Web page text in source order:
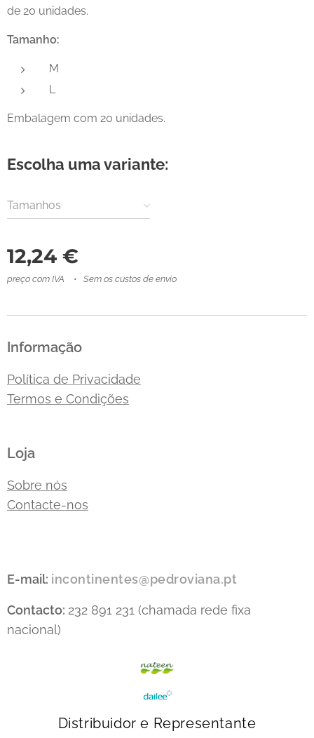
de 20 unidades.
Tamanho:
M
L
Embalagem com 20 unidades.
Escolha uma variante:
Tamanhos
12,24 €
preço com IVA Sem os custos de envio
Informação
Política de Privacidade
Termos e Condições
Loja
Sobre nós
Contacte-nos
E-mail: incontinentes@pedroviana.pt
Contacto: 232 891 231 (chamada rede fixa
nacional)
Distribuidor e Representante